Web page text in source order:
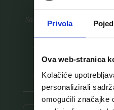
Privola
Ova web-stranica
Kolačiće
personalizirali
omogućili značajke
Saznajte prvi za nove
Prijavite se na